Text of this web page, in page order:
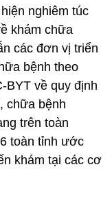
nghiêm túc
khám chữa
các đơn vị triển
bệnh theo
BYT về quy định
chữa bệnh
trên toàn
toàn tỉnh ước
khám tại các cơ